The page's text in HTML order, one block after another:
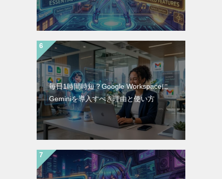
毎日1時間時短？Google Workspaceに
Geminiを導入すべき理由と使い方